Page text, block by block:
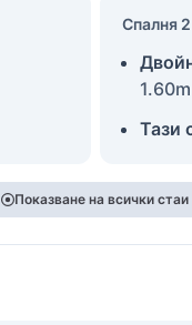
Спалня 2
Тази
Показване на всички стаи